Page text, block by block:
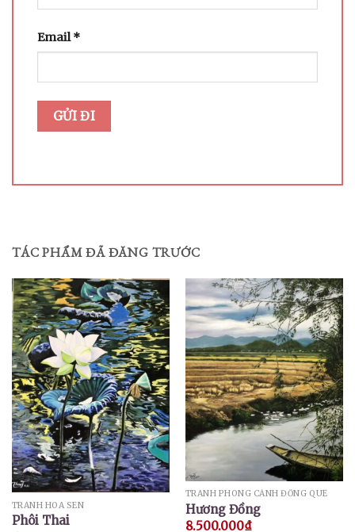
Email*
TÁC PHẨM ĐÃ ĐĂNG TRƯỚC
TRANH HOA SEN
Phôi Thai
TRANH PHONG CẢNH ĐỒNG QUÊ
Hương Đồng
8.500.000₫